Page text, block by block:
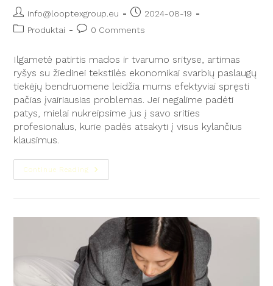
info@looptexgroup.eu
2024-08-19
Produktai
0 Comments
Ilgametė patirtis mados ir tvarumo srityse, artimas
ryšys su žiedinei tekstilės ekonomikai svarbių paslaugų
tiekėjų bendruomene leidžia mums efektyviai spręsti
pačias įvairiausias problemas. Jei negalime padėti
patys, mielai nukreipsime jus į savo srities
profesionalus, kurie padės atsakyti į visus kylančius
klausimus.
Continue Reading